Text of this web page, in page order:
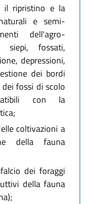
il ripristino e la
e semi-
dell'agro-
siepi, fossati,
depressioni,
dei bordi
fossi di scolo
con la
coltivazioni a
della fauna
dei foraggi
della fauna